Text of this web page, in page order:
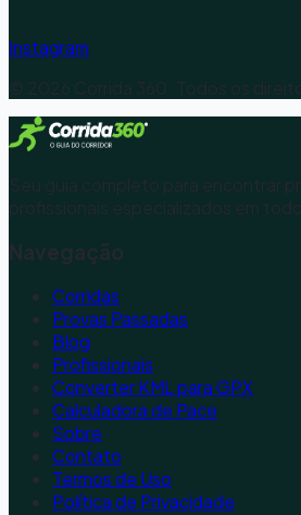
Instagram
© 2026 Corrida 360. Todos os
Seu guia completo para encontrar
profissionais especializados em todo
Navegação
Corridas
Provas Passadas
Blog
Profissionais
Converter KML para GPX
Calculadora de Pace
Sobre
Contato
Termos de Uso
Política de Privacidade